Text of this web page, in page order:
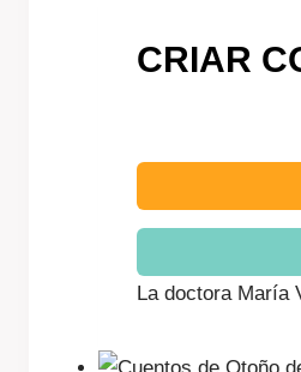
CRIAR
La doctora María